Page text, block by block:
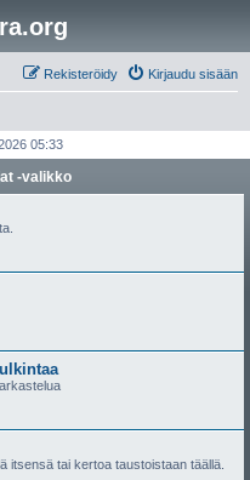
Kirjaudu sisään
Rekisteröidy
05:33
-valikko
itsensä tai kertoa taustoistaan täällä.